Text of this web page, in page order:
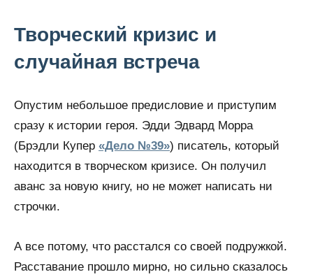
Творческий кризис и
случайная встреча
Опустим небольшое предисловие и приступим
сразу к истории героя. Эдди Эдвард Морра
(Брэдли Купер «Дело №39») писатель, который
находится в творческом кризисе. Он получил
аванс за новую книгу, но не может написать ни
строчки.
А все потому, что расстался со своей подружкой.
Расставание прошло мирно, но сильно сказалось